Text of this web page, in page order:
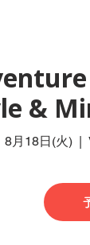
&
8月18日(火)
  |